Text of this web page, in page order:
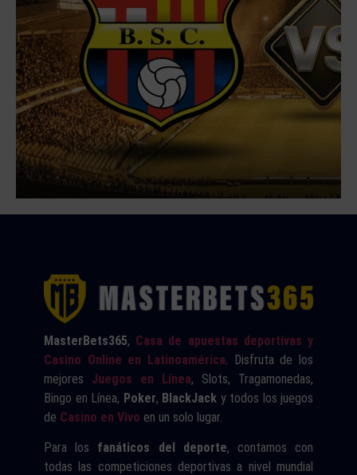
MasterBets365, Casa de apuestas deportivas y
Casino Online en Latinoamérica . Disfruta de los
mejores Juegos en Línea, Slots, Tragamonedas,
Bingo en Línea, Poker, BlackJack y todos los juegos
de Casino en Vivo en un solo lugar.
Para los fanáticos del deporte, contamos con
todas las competiciones deportivas a nivel mundial